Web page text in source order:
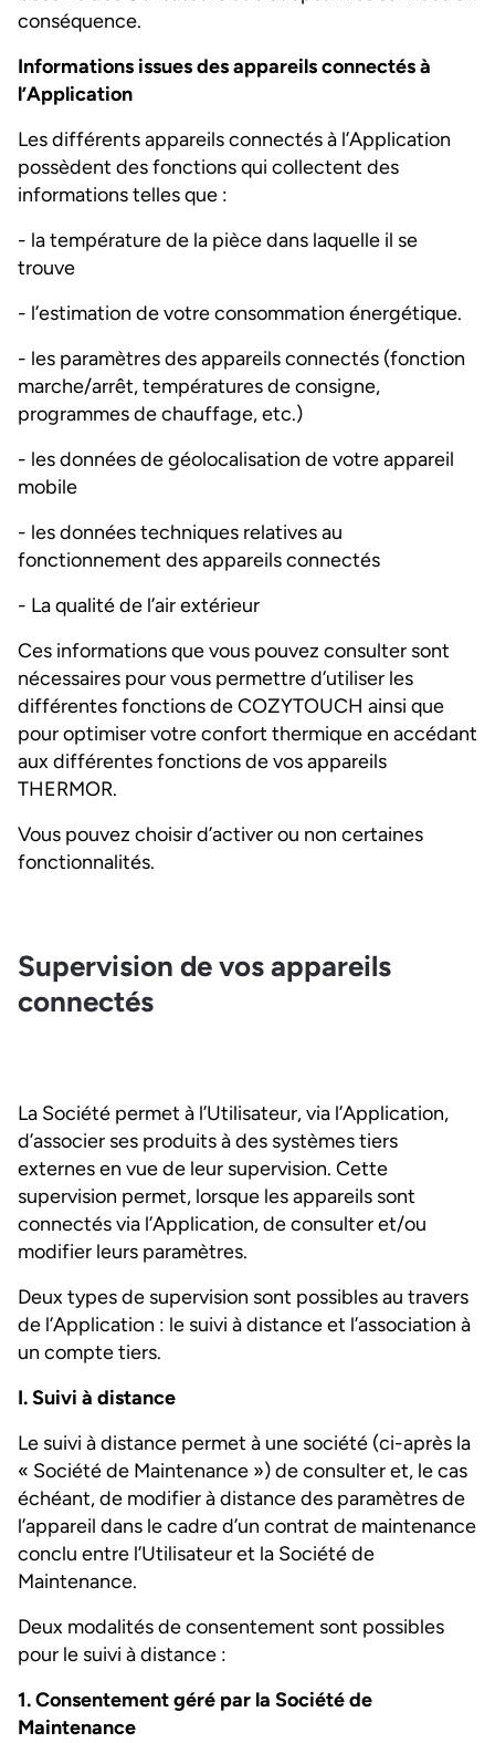
conséquence.
Informations issues des appareils connectés à
l’Application
Les différents appareils connectés à l’Application
possèdent des fonctions qui collectent des
informations telles que :
- la température de la pièce dans laquelle il se
trouve
- l’estimation de votre consommation énergétique.
- les paramètres des appareils connectés (fonction
marche/arrêt, températures de consigne,
programmes de chauffage, etc.)
- les données de géolocalisation de votre appareil
mobile
- les données techniques relatives au
fonctionnement des appareils connectés
- La qualité de l’air extérieur
Ces informations que vous pouvez consulter sont
nécessaires pour vous permettre d’utiliser les
différentes fonctions de COZYTOUCH ainsi que
pour optimiser votre confort thermique en accédant
aux différentes fonctions de vos appareils
THERMOR.
Vous pouvez choisir d’activer ou non certaines
fonctionnalités.
Supervision de vos appareils
connectés
La Société permet à l’Utilisateur, via l’Application,
d’associer ses produits à des systèmes tiers
externes en vue de leur supervision. Cette
supervision permet, lorsque les appareils sont
connectés via l’Application, de consulter et/ou
modifier leurs paramètres.
Deux types de supervision sont possibles au travers
de l’Application : le suivi à distance et l’association à
un compte tiers.
I. Suivi à distance
Le suivi à distance permet à une société (ci-après la
« Société de Maintenance ») de consulter et, le cas
échéant, de modifier à distance des paramètres de
l’appareil dans le cadre d’un contrat de maintenance
conclu entre l’Utilisateur et la Société de
Maintenance.
Deux modalités de consentement sont possibles
pour le suivi à distance :
1. Consentement géré par la Société de
Maintenance